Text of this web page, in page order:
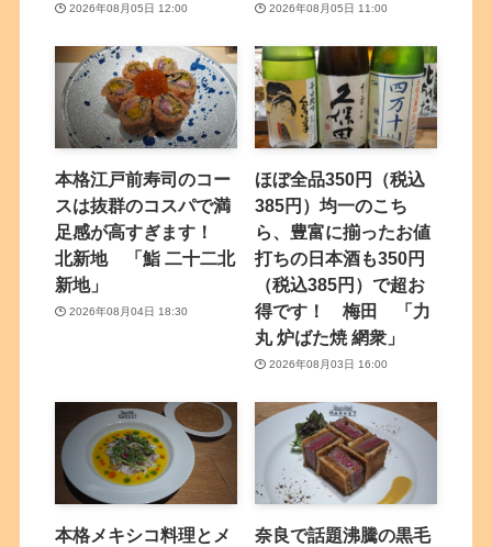
2026年08月05日 12:00 2026年08月05日 11:00
本格江戸前寿司のコー
スは抜群のコスパで満
足感が高すぎます！
北新地 「鮨 二十二北
新地」
2026年08月04日 18:30
ほぼ全品350円（税込
385円）均一のこち
ら、豊富に揃ったお値
打ちの日本酒も350円
（税込385円）で超お
得です！ 梅田 「力
丸 炉ばた焼 網衆」
2026年08月03日 16:00
本格メキシコ料理とメ
奈良で話題沸騰の黒毛